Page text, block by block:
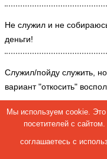
Не служил и не
деньги!
Служил/пойду служить,
вариант "откосить"
Всего голосов:3364
Архив опросов
31.08.2017как дела
Мы используем cookie. Это
посетителей с
соглашаетесь с